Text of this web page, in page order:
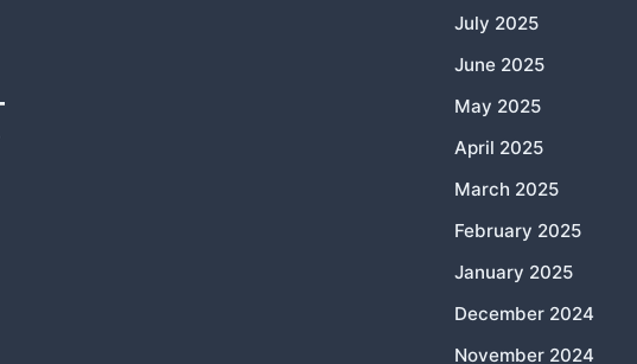
July 2025
June 2025
May 2025
April 2025
March 2025
February 2025
January 2025
December 2024
November 2024